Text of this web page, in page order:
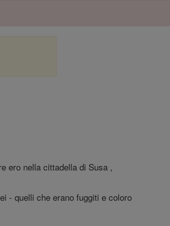
ero nella cittadella di Susa ,
- quelli che erano fuggiti e coloro